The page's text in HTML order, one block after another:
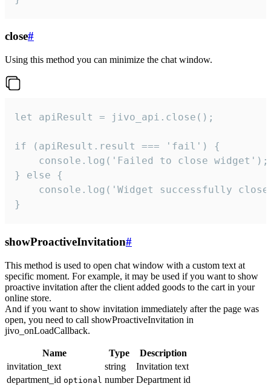
close#
Using this method you can minimize the chat window.
let apiResult = jivo_api.close();
if (apiResult.result === 'fail') {
    console.log('Failed to close widget');
} else {
console.log('Widget successfully
}
showProactiveInvitation#
This method is used to open chat window with a custom text at
specific moment. For example, it may be used if you want to show
proactive invitation after the client added goods to the cart in your
online store.
And if you want to show invitation immediately after the page was
open, you need to call showProactiveInvitation in
jivo_onLoadCallback.
Name Type
Description
invitation_text
string
Invitation text
department_id optional number Department id